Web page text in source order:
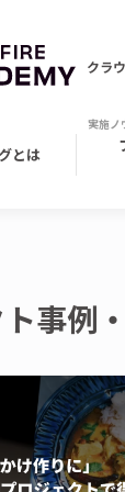
クラ
とは
ト事例